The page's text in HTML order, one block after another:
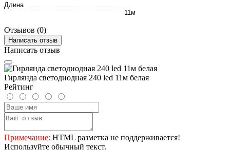
Длина
11м
Отзывов (0)
Написать отзыв
Написать отзыв
Гирлянда светодиодная 240 led 11м белая
Рейтинг
Примечание: HTML разметка не поддерживается!
Используйте обычный текст.